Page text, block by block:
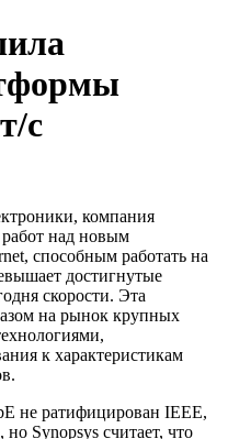
с
компания
над новым
способным работать на
достигнутые
скорости. Эта
на рынок крупных
к характеристикам
не ратифицирован IEEE,
но Synopsys считает, что